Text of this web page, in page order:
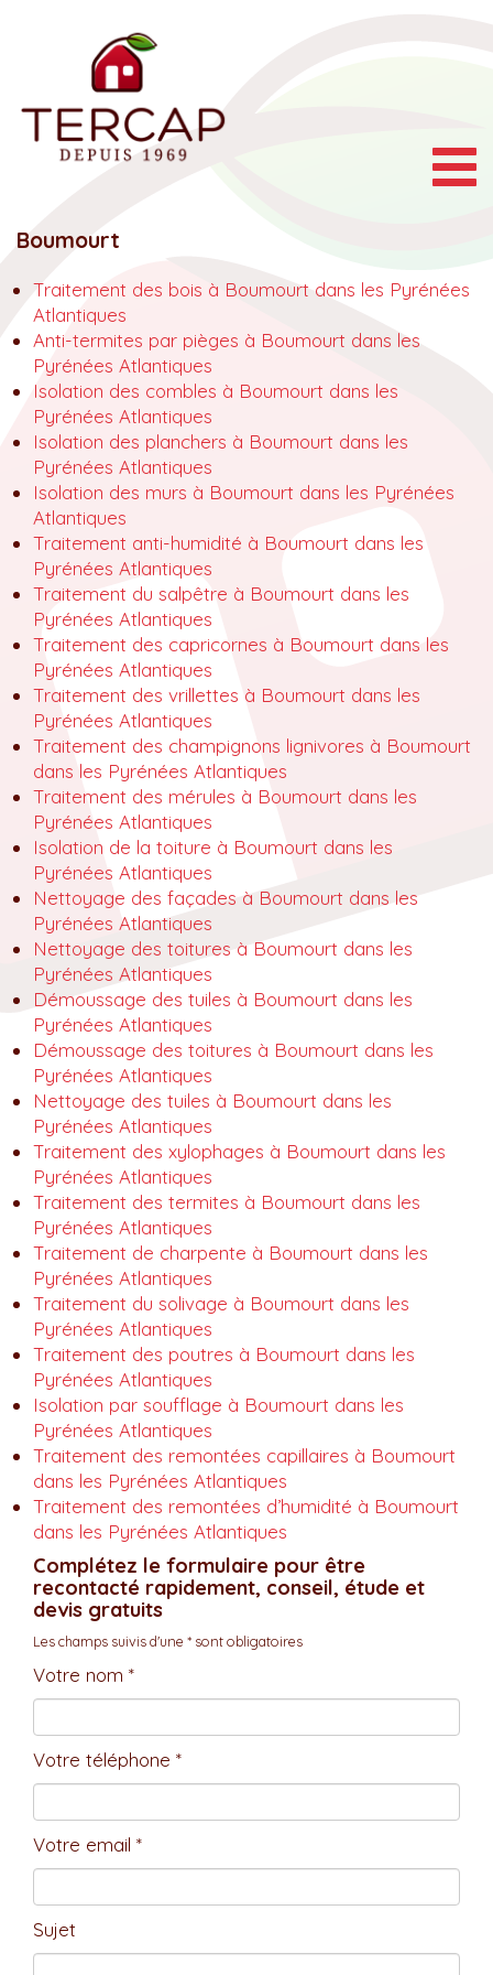
Boumourt
Traitement des bois à Boumourt dans les Pyrénées
Atlantiques
Anti-termites par pièges à Boumourt dans les
Pyrénées Atlantiques
Isolation des combles à Boumourt dans les
Pyrénées Atlantiques
Isolation des planchers à Boumourt dans les
Pyrénées Atlantiques
Isolation des murs à Boumourt dans les Pyrénées
Atlantiques
Traitement anti-humidité à Boumourt dans les
Pyrénées Atlantiques
Traitement du salpêtre à Boumourt dans les
Pyrénées Atlantiques
Traitement des capricornes à Boumourt dans les
Pyrénées Atlantiques
Traitement des vrillettes à Boumourt dans les
Pyrénées Atlantiques
Traitement des champignons lignivores à Boumourt
dans les Pyrénées Atlantiques
Traitement des mérules à Boumourt dans les
Pyrénées Atlantiques
Isolation de la toiture à Boumourt dans les
Pyrénées Atlantiques
Nettoyage des façades à Boumourt dans les
Pyrénées Atlantiques
Nettoyage des toitures à Boumourt dans les
Pyrénées Atlantiques
Démoussage des tuiles à Boumourt dans les
Pyrénées Atlantiques
Démoussage des toitures à Boumourt dans les
Pyrénées Atlantiques
Nettoyage des tuiles à Boumourt dans les
Pyrénées Atlantiques
Traitement des xylophages à Boumourt dans les
Pyrénées Atlantiques
Traitement des termites à Boumourt dans les
Pyrénées Atlantiques
Traitement de charpente à Boumourt dans les
Pyrénées Atlantiques
Traitement du solivage à Boumourt dans les
Pyrénées Atlantiques
Traitement des poutres à Boumourt dans les
Pyrénées Atlantiques
Isolation par soufflage à Boumourt dans les
Pyrénées Atlantiques
Traitement des remontées capillaires à Boumourt
dans les Pyrénées Atlantiques
Traitement des remontées d’humidité à Boumourt
dans les Pyrénées Atlantiques
Complétez le formulaire pour être
recontacté rapidement, conseil, étude et
devis gratuits
Les champs suivis d'une * sont obligatoires
Votre nom *
Votre téléphone *
Votre email *
Sujet